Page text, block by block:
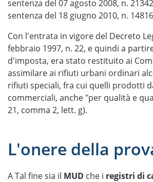
sentenza del 07 agosto 2008, n.
sentenza del 18 giugno 2010, n.
Con l'entrata in vigore del Decreto
febbraio 1997, n. 22, e quindi a
d'imposta, era stato restituito ai
assimilare ai rifiuti urbani ordinari
rifiuti speciali, fra cui quelli prodotti
commerciali, anche "per qualità e
21, comma 2, lett. g).
L'onere della
A Tal fine sia il MUD che i registri di